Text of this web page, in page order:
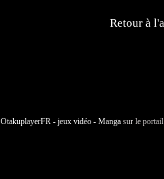
Retour à
OtakuplayerFR - jeux vidéo - Manga sur le